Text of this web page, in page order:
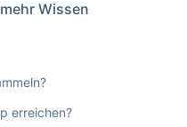
Wissen
erreichen?